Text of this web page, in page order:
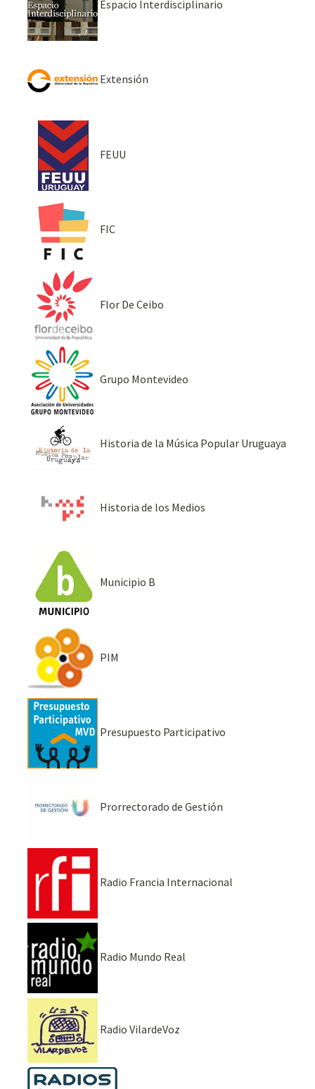
Espacio Interdisciplinario
Extensión
FEUU
FIC
Flor De Ceibo
Grupo Montevideo
Historia de la Música Popular Uruguaya
Historia de los Medios
Municipio B
PIM
Presupuesto Participativo
Prorrectorado de Gestión
Radio Francia Internacional
Radio Mundo Real
Radio VilardeVoz